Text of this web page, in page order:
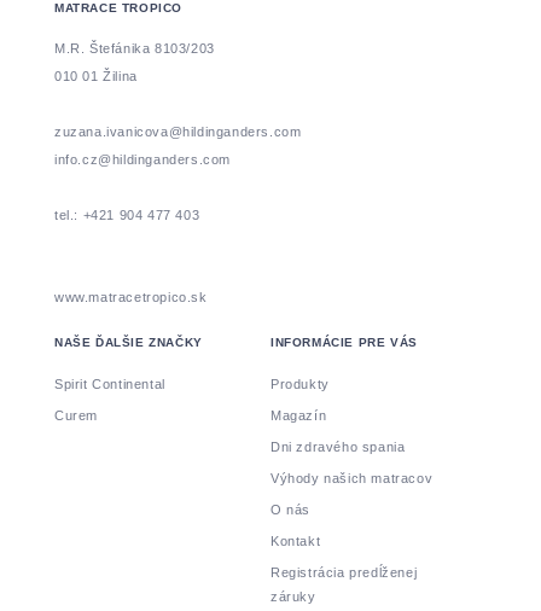
MATRACE TROPICO
M.R. Štefánika 8103/203
010 01 Žilina
zuzana.ivanicova@hildinganders.com
info.cz@hildinganders.com
tel.: +421 904 477 403
www.matracetropico.sk
NAŠE ĎALŠIE ZNAČKY
Spirit Continental
Curem
INFORMÁCIE PRE VÁS
Produkty
Magazín
Dni zdravého spania
Výhody našich matracov
O nás
Kontakt
Registrácia predĺženej
záruky